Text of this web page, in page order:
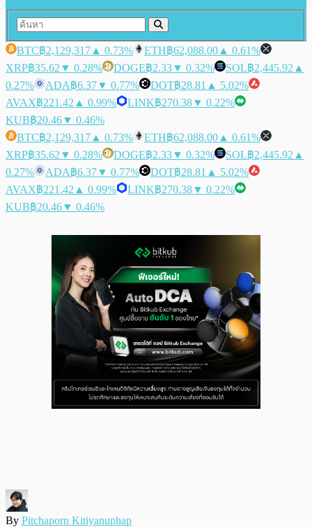
BTC฿2,129,317 ▲ 0.73% ETH฿62,088.00 ▲ 0.61%
XRP฿35.62 ▼ 0.28% DOGE฿2.33▼ 0.32% SOL฿2,445.92 ▲
0.27%
ADA฿6.37▼ 0.77% DOT฿28.81 ▲ 5.02%
AVAX฿221.42 ▲ 0.99% LINK฿270.38▼ 0.22%
KUB฿20.46▼ 0.46%
BTC฿2,129,317 ▲ 0.73% ETH฿62,088.00 ▲ 0.61%
XRP฿35.62 ▼ 0.28% DOGE฿2.33▼ 0.32% SOL฿2,445.92 ▲
0.27%
ADA฿6.37▼ 0.77% DOT฿28.81 ▲ 5.02%
AVAX฿221.42 ▲ 0.99% LINK฿270.38▼ 0.22%
KUB฿20.46▼ 0.46%
By Pitchaporn Kitiyanuphap